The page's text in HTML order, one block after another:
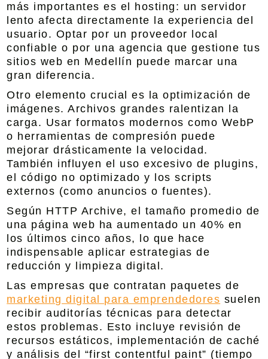
más importantes es el hosting: un servidor
lento afecta directamente la experiencia del
usuario. Optar por un proveedor local
confiable o por una agencia que gestione tus
sitios web en Medellín puede marcar una
gran diferencia.
Otro elemento crucial es la optimización de
imágenes. Archivos grandes ralentizan la
carga. Usar formatos modernos como WebP
o herramientas de compresión puede
mejorar drásticamente la velocidad.
También influyen el uso excesivo de plugins,
el código no optimizado y los scripts
externos (como anuncios o fuentes).
Según HTTP Archive, el tamaño promedio de
una página web ha aumentado un 40% en
los últimos cinco años, lo que hace
indispensable aplicar estrategias de
reducción y limpieza digital.
Las empresas que contratan paquetes de
marketing digital para emprendedores suelen
recibir auditorías técnicas para detectar
estos problemas. Esto incluye revisión de
recursos estáticos, implementación de caché
y análisis del “first contentful paint” (tiempo